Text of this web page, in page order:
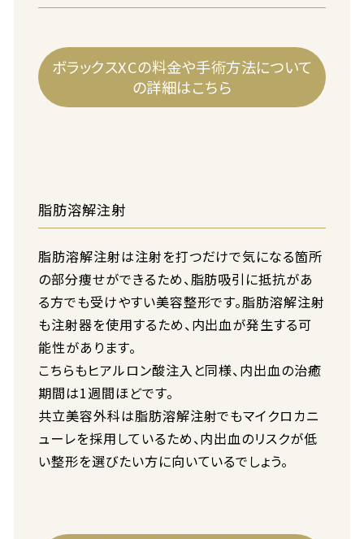
ボラックスXCの料金や手術方法について
の詳細はこちら
脂肪溶解注射
脂肪溶解注射は注射を打つだけで気になる箇所
の部分痩せができるため、脂肪吸引に抵抗があ
る方でも受けやすい美容整形です。脂肪溶解注射
も注射器を使用するため、内出血が発生する可
能性があります。
こちらもヒアルロン酸注入と同様、内出血の治癒
期間は1週間ほどです。
共立美容外科は脂肪溶解注射でもマイクロカニ
ューレを採用しているため、内出血のリスクが低
い整形を選びたい方に向いているでしょう。